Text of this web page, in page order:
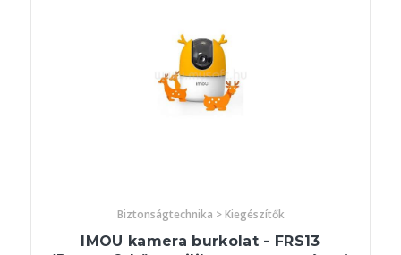
Biztonságtechnika > Kiegészítők
IMOU kamera burkolat - FRS13